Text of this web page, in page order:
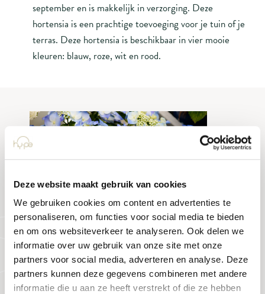
Deze website maakt gebruik van cookies
We gebruiken cookies om content en advertenties te
personaliseren, om functies voor social media te bieden
en om ons websiteverkeer te analyseren. Ook delen we
informatie over uw gebruik van onze site met onze
partners voor social media, adverteren en analyse. Deze
partners kunnen deze gegevens combineren met andere
informatie die u aan ze heeft verstrekt of die ze hebben
september en is makkelijk in verzorging. Deze
hortensia is een prachtige toevoeging voor je tuin of je
terras. Deze hortensia is beschikbaar in vier mooie
kleuren: blauw, roze, wit en rood.
Verzorging